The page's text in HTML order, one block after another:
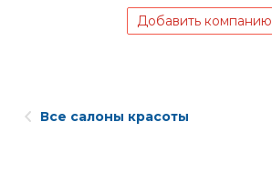
Добавить компанию
Все салоны красоты